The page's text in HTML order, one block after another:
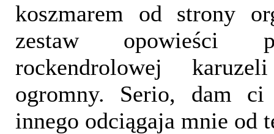
koszmarem od strony
zestaw opowieści
rockendrolowej
ogromny. Serio, dam
innego odciągaja mnie od